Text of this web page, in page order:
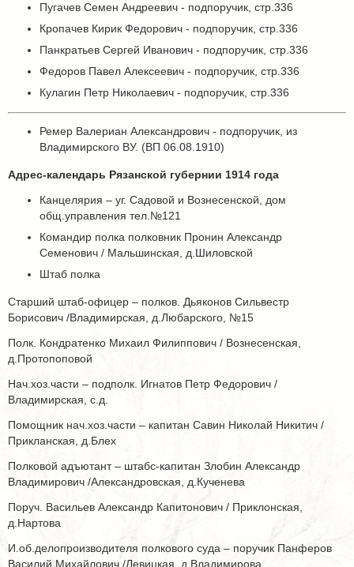
Пугачев Семен Андреевич - подпоручик, стр.336
Кропачев Кирик Федорович - подпоручик, стр.336
Панкратьев Сергей Иванович - подпоручик, стр.336
Федоров Павел Алексеевич - подпоручик, стр.336
Кулагин Петр Николаевич - подпоручик, стр.336
Ремер Валериан Александрович - подпоручик, из
Владимирского ВУ. (ВП 06.08.1910)
Адрес-календарь Рязанской губернии 1914 года
Канцелярия – уг. Садовой и Вознесенской, дом
общ.управления тел.№121
Командир полка полковник Пронин Александр
Семенович / Мальшинская, д.Шиловской
Штаб полка
Старший штаб-офицер – полков. Дьяконов Сильвестр
Борисович /Владимирская, д.Любарского, №15
Полк. Кондратенко Михаил Филиппович / Вознесенская,
д.Протопоповой
Нач.хоз.части – подполк. Игнатов Петр Федорович /
Владимирская, с.д.
Помощник нач.хоз.части – капитан Савин Николай Никитич /
Прикланская, д.Блех
Полковой адъютант – штабс-капитан Злобин Александр
Владимирович /Александровская, д.Кученева
Поруч. Васильев Александр Капитонович / Приклонская,
д.Нартова
И.об.делопроизводителя полкового суда – поручик Панферов
Василий Михайлович /Левицкая, д.Владимирова